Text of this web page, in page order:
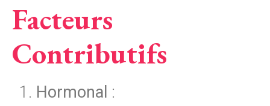
Facteurs
Contributifs
Hormonal :